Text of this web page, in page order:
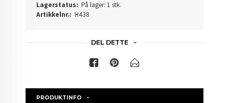
Lagerstatus: På lager: 1 stk.
Artikkelnr.: H438
DEL DETTE
PRODUKTINFO